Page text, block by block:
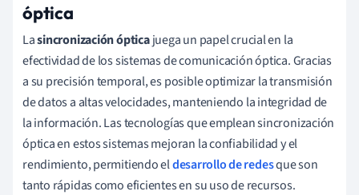
óptica
Lasincronización ópticajuega un papel crucial en la
efectividad de los sistemas de comunicación óptica. Gracias
a su precisión temporal, es posible optimizar la transmisión
de datos a altas velocidades, manteniendo la integridad de
la información. Las tecnologías que emplean sincronización
óptica en estos sistemas mejoran la confiabilidad y el
rendimiento, permitiendo eldesarrollo de redesque son
tanto rápidas como eficientes en su uso de recursos.